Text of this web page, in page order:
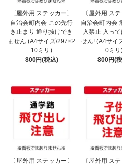
〔屋外用 ステッカー〕
自治会町内会 この先行
き止まり 通り抜けでき
ません (A4サイズ/297×2
10ミリ)
800円(税込)
〔屋外用 ステ
自治会町内会
入禁止 入っ
せん! (A4サイ
0ミリ
800円(
〔屋外用 ステッカー〕
〔屋外用 ステ